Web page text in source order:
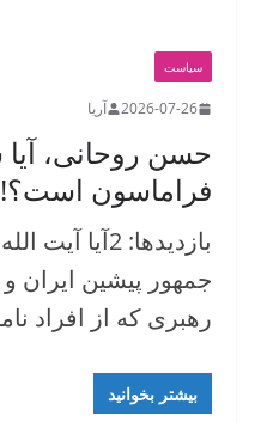
سیاست
2026-07-26 آریا
حسن روحانی،
فراماسون است؟!
بازدیدها:
جمهور پیشین
رهبری که از افراد
بیشتر بخوانید